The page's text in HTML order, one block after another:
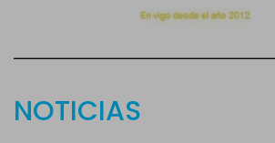
NOTICIAS